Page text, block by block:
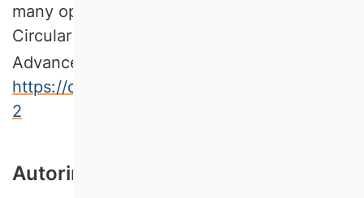
many opportunities to build bridges.
Circular Economy and Sustainability.
Advance online publication.
https://doi.org/10.1007/s43615-021-00015-
2
Autorin